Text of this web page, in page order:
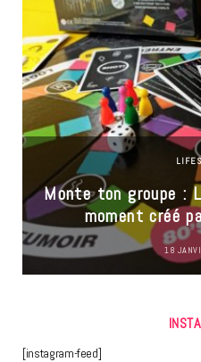
Monte ton groupe :
moment créé
18
[instagram-feed]